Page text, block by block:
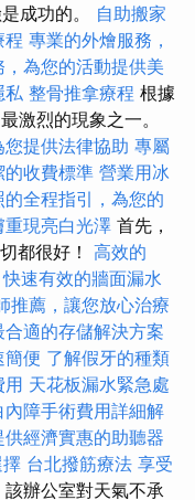
成功的。 自助搬家
程 專業的外燴服務，
為您的活動提供美
私 整骨推拿療程 根據
激烈的現象之一。
提供法律協助 專屬
的收費標準 營業用冰
的全程指引，為您的
現亮白光澤 首先，
都很好！ 高效的
速有效的牆面漏水
推薦，讓您放心治療
適的存儲解決方案
簡便 了解假牙的種類
用 天花板漏水緊急處
內障手術費用詳細解
經濟實惠的助聽器
台北撥筋療法 享受
該辦公室對天氣不承